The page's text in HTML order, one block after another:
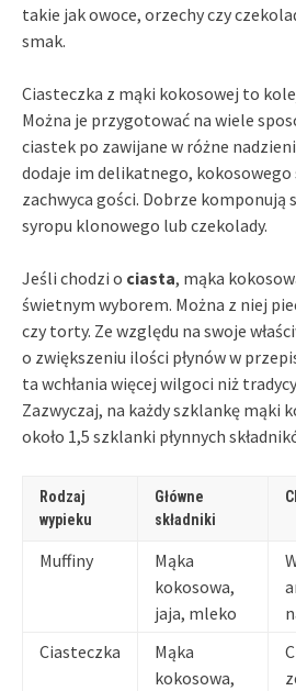
takie jak owoce, orzechy czy
smak.
Ciasteczka z mąki kokosowej to
Można je przygotować na wiele
ciastek po zawijane w różne
dodaje im delikatnego,
zachwyca gości. Dobrze komponują
syropu klonowego lub czekolady.
Jeśli chodzi o ciasta, mąka
świetnym wyborem. Można z niej
czy torty. Ze względu na swoje
o zwiększeniu ilości płynów w
ta wchłania więcej wilgoci niż
Zazwyczaj, na każdy szklankę mąki
około 1,5 szklanki płynnych
Rodzaj
wypieku
Główne
składniki
Muffiny
Mąka
kokosowa,
jaja, mleko
Ciasteczka
Mąka
kokosowa,